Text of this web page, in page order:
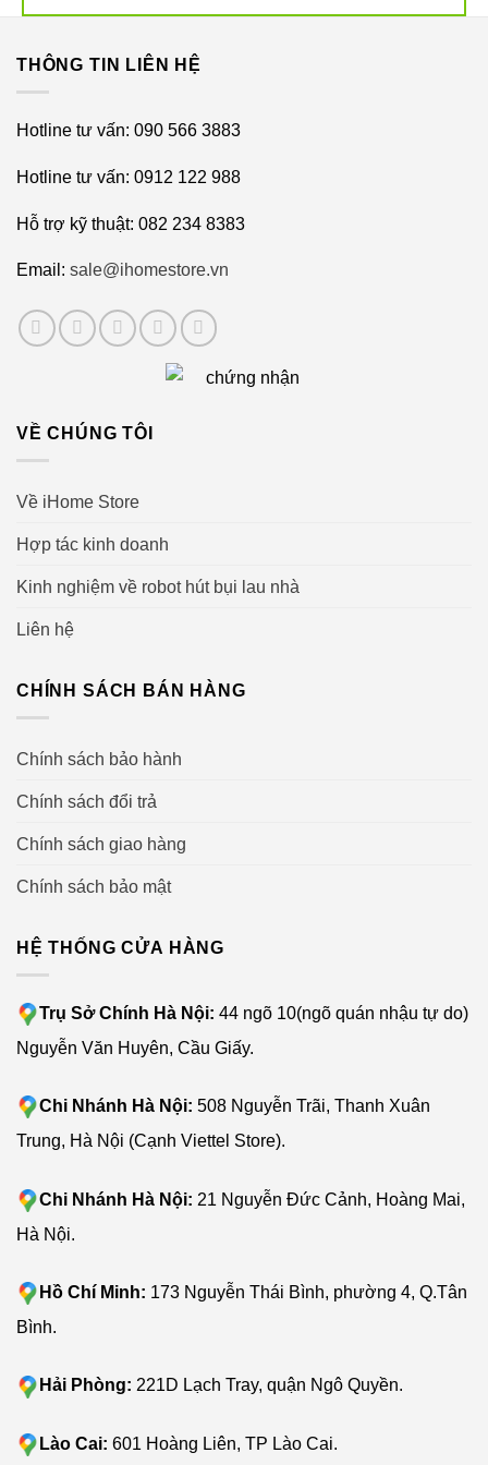
dẹp nhà cửa.
3. Công nghệ liên kết Imprint
Bản đồ thông minh Imprint™
cho phép robot xác định
dẹp. Các cảm biến tiên tiến liên tục quét xung quanh với
vật trong quá trình làm sạch.
iRobot Roomba S9 bàn chải được cải tiến rộng hơn 30%
Trong phiên bản iRobot Roomba S9 bàn chải được cải
tiến rộng hơn 30% so với những robot thông minh cùng
nhiều bề mặt thảm và sàn cứng. Hút được mọi thứ bụi
THÔNG TIN LIÊN HỆ
Hotline tư vấn: 090 566 3883
Hotline tư vấn: 0912 122 988
Hỗ trợ kỹ thuật: 082 234 8383
Email: sale@ihomestore.vn
VỀ CHÚNG TÔI
Về iHome Store
Hợp tác kinh doanh
Kinh nghiệm về robot hút bụi lau nhà
Liên hệ
CHÍNH SÁCH BÁN HÀNG
Chính sách bảo hành
Chính sách đổi trả
Chính sách giao hàng
Chính sách bảo mật
HỆ THỐNG CỬA HÀNG
Trụ Sở Chính Hà Nội: 44 ngõ 10(ngõ quán nhậu tự do)
Nguyễn Văn Huyên, Cầu Giấy.
Chi Nhánh Hà Nội: 508 Nguyễn Trãi, Thanh Xuân
Trung, Hà Nội (Cạnh Viettel Store).
Chi Nhánh Hà Nội: 21 Nguyễn Đức Cảnh, Hoàng Mai,
Hà Nội.
Hồ Chí Minh: 173 Nguyễn Thái Bình, phường 4, Q.Tân
Bình.
Hải Phòng: 221D Lạch Tray, quận Ngô Quyền.
Lào Cai: 601 Hoàng Liên, TP Lào Cai.